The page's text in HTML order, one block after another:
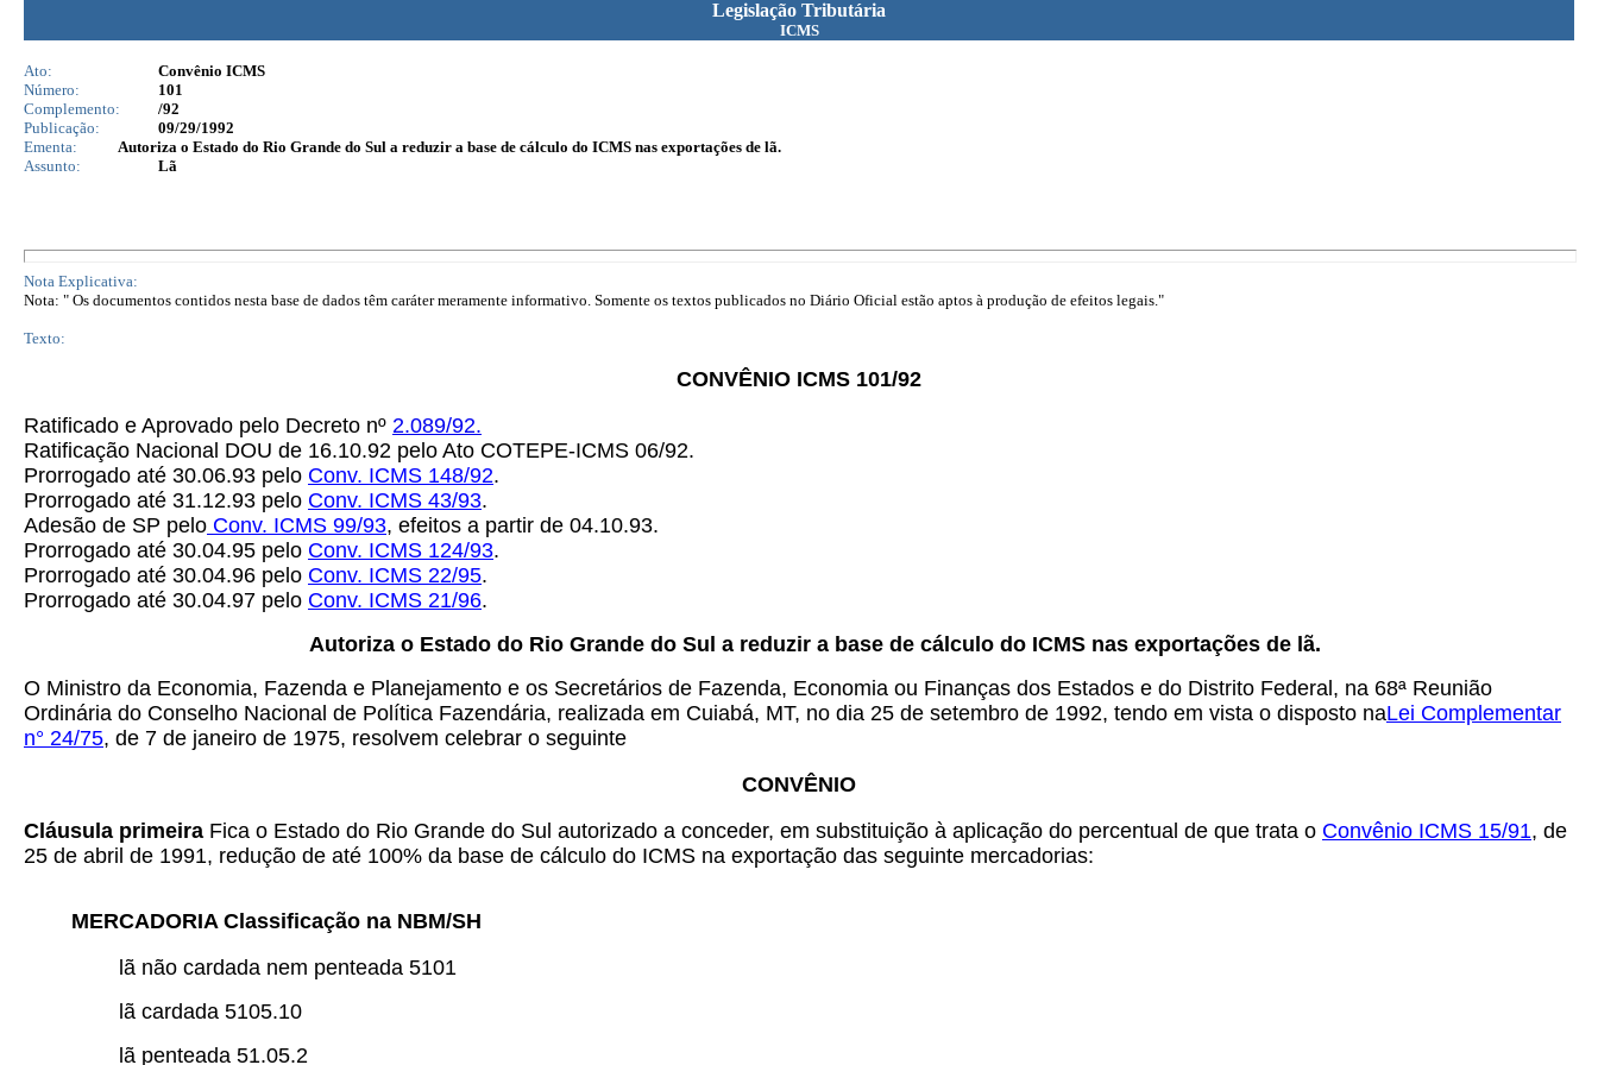
Legislação Tributária
ICMS
Ato:
Convênio ICMS
Número:
101
Complemento:
/92
Publicação:
09/29/1992
Ementa:
Autoriza o Estado do Rio Grande do Sul a reduzir a base de cálculo do ICMS nas exportações de lã.
Assunto:
Lã
Nota Explicativa:
Nota: " Os documentos contidos nesta base de dados têm caráter meramente informativo. Somente os textos publicados no Diário Oficial estão aptos à produção de efeitos legais."
Texto:
CONVÊNIO ICMS 101/92
Ratificado e Aprovado pelo Decreto nº 2.089/92.
Ratificação Nacional DOU de 16.10.92 pelo Ato COTEPE-ICMS 06/92.
Prorrogado até 30.06.93 pelo Conv. ICMS 148/92.
Prorrogado até 31.12.93 pelo Conv. ICMS 43/93.
Adesão de SP pelo Conv. ICMS 99/93, efeitos a partir de 04.10.93.
Prorrogado até 30.04.95 pelo Conv. ICMS 124/93.
Prorrogado até 30.04.96 pelo Conv. ICMS 22/95.
Prorrogado até 30.04.97 pelo Conv. ICMS 21/96.
Autoriza o Estado do Rio Grande do Sul a reduzir a base de cálculo do ICMS nas exportações de lã.
O Ministro da Economia, Fazenda e Planejamento e os Secretários de Fazenda, Economia ou Finanças dos Estados e do Distrito Federal, na 68ª Reunião
Ordinária do Conselho Nacional de Política Fazendária, realizada em Cuiabá, MT, no dia 25 de setembro de 1992, tendo em vista o disposto naLei Complementar
n° 24/75, de 7 de janeiro de 1975, resolvem celebrar o seguinte
CONVÊNIO
Cláusula primeira Fica o Estado do Rio Grande do Sul autorizado a conceder, em substituição à aplicação do percentual de que trata o Convênio ICMS 15/91, de
25 de abril de 1991, redução de até 100% da base de cálculo do ICMS na exportação das seguinte mercadorias:
MERCADORIA Classificação na NBM/SH
lã não cardada nem penteada 5101
lã cardada 5105.10
lã penteada 51.05.2